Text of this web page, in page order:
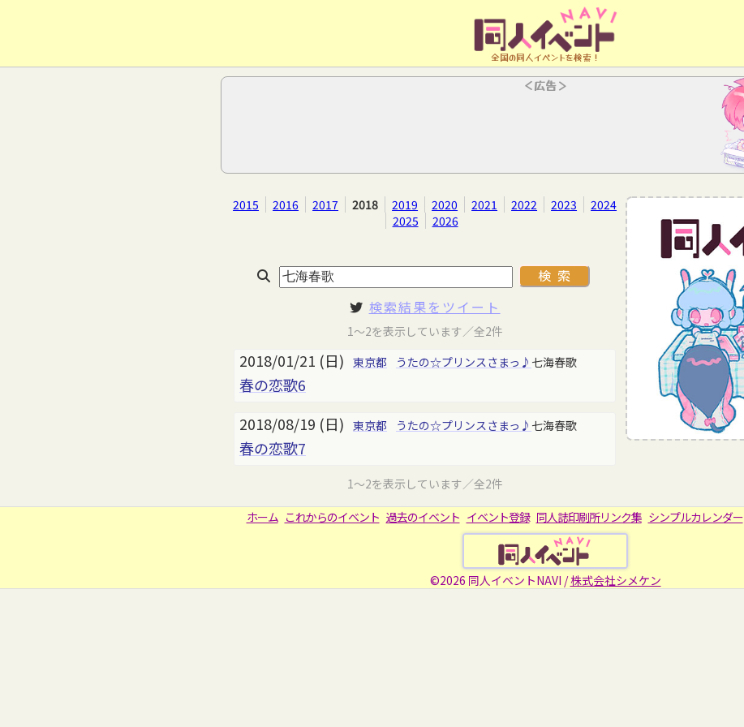
全国の同人イベントを検索！
＜広告＞
2015 2016 2017 2018 2019 2020 2021 2022 2023
2024
2025
2026
検索結果をツイート
1～2を表示しています／全2件
2018/01/21 (日) 東京都 うたの☆プリンスさまっ♪ 七海春歌
春の恋歌6
2018/08/19 (日) 東京都 うたの☆プリンスさまっ♪ 七海春歌
春の恋歌7
1～2を表示しています／全2件
ホーム これからのイベント 過去のイベント イベント登録 同人誌印刷所リンク集 シンプルカレンダー
©2026 同人イベントNAVI /株式会社シメケン